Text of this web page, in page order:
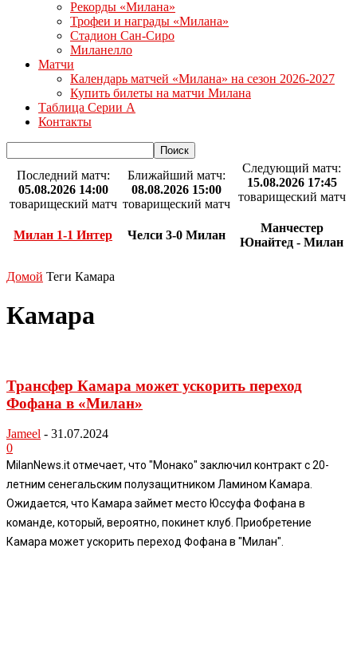
Рекорды «Милана»
Трофеи и награды «Милана»
Стадион Сан-Сиро
Миланелло
Матчи
Календарь матчей «Милана» на сезон 2026-2027
Купить билеты на матчи Милана
Таблица Серии А
Контакты
Последний матч:
05.08.2026 14:00
товарищеский матч
Милан 1-1 Интер
Ближайший матч:
08.08.2026 15:00
товарищеский матч
Челси 3-0 Милан
Следующий матч:
15.08.2026 17:45
товарищеский матч
Манчестер
Юнайтед - Милан
Домой Теги Камара
Камара
Трансфер Камара может ускорить переход
Фофана в «Милан»
Jameel - 31.07.2024
0
MilanNews.it отмечает, что "Монако" заключил контракт с 20-
летним сенегальским полузащитником Ламином Камара.
Ожидается, что Камара займет место Юссуфа Фофана в
команде, который, вероятно, покинет клуб. Приобретение
Камара может ускорить переход Фофана в "Милан".